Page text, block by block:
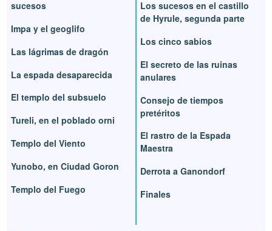
sucesos
Impa y el geoglifo
Las lágrimas de dragón
La espada desaparecida
El templo del subsuelo
Tureli, en el poblado orni
Templo del Viento
Yunobo, en Ciudad Goron
Templo del Fuego
Los sucesos en el castillo
de Hyrule, segunda parte
Los cinco sabios
El secreto de las ruinas
anulares
Consejo de tiempos
pretéritos
El rastro de la Espada
Maestra
Derrota a Ganondorf
Finales